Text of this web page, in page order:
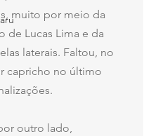
muito por meio da
de Lucas Lima e da
laterais. Faltou, no
capricho no último
outro lado,